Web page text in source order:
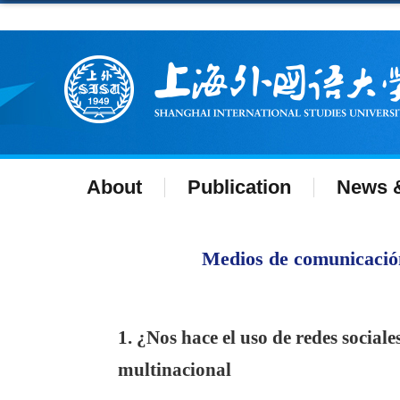
About Publication News
Medios de
1. ¿Nos hace el uso de redes
multinacional